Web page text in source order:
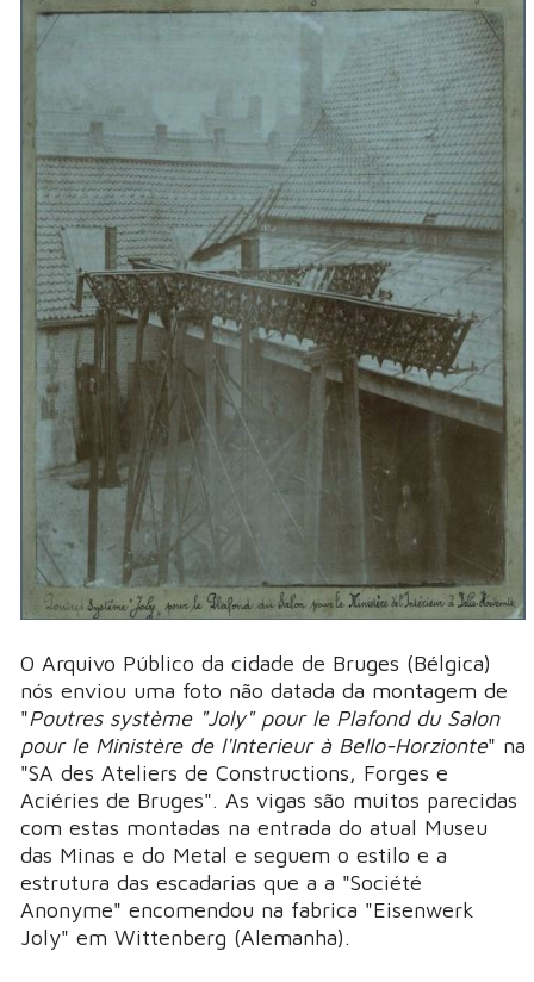
O Arquivo Público da cidade de Bruges (Bélgica)
nós enviou uma foto não datada da montagem de
"Poutres système "Joly" pour le Plafond du Salon
pour le Ministère de l'Interieur à Bello-Horzionte" na
"SA des Ateliers de Constructions, Forges e
Aciéries de Bruges". As vigas são muitos parecidas
com estas montadas na entrada do atual Museu
das Minas e do Metal e seguem o estilo e a
estrutura das escadarias que a a "Société
Anonyme" encomendou na fabrica "Eisenwerk
Joly" em Wittenberg (Alemanha).